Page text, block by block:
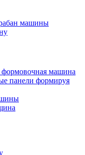
машины
формовочная машина
панели формируя